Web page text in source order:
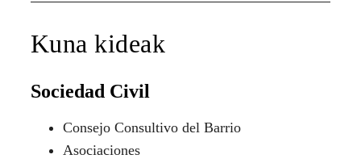
Kuna kideak
Sociedad Civil
Consejo Consultivo del Barrio
Asociaciones